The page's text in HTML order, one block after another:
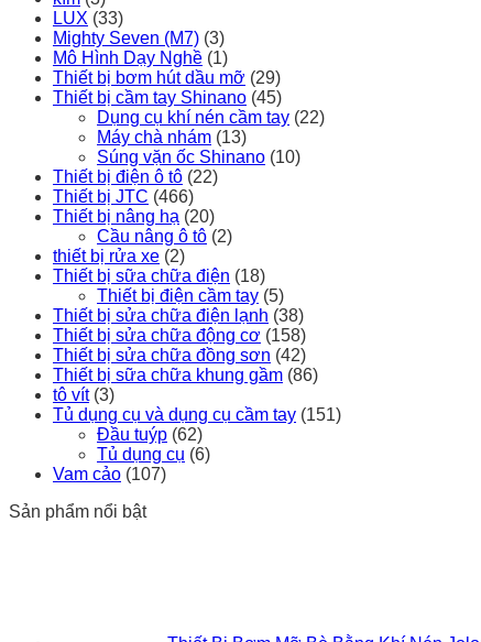
LUX (33)
Mighty Seven (M7) (3)
Mô Hình Dạy Nghề (1)
Thiết bị bơm hút dầu mỡ (29)
Thiết bị cầm tay Shinano (45)
Dụng cụ khí nén cầm tay (22)
Máy chà nhám (13)
Súng vặn ốc Shinano (10)
Thiết bị điện ô tô (22)
Thiết bị JTC (466)
Thiết bị nâng hạ (20)
Cầu nâng ô tô (2)
thiết bị rửa xe (2)
Thiết bị sữa chữa điện (18)
Thiết bị điện cầm tay (5)
Thiết bị sửa chữa điện lạnh (38)
Thiết bị sửa chữa động cơ (158)
Thiết bị sửa chữa đồng sơn (42)
Thiết bị sữa chữa khung gầm (86)
tô vít (3)
Tủ dụng cụ và dụng cụ cầm tay (151)
Đầu tuýp (62)
Tủ dụng cụ (6)
Vam cảo (107)
Sản phẩm nổi bật